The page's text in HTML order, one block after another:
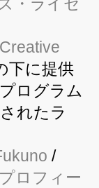
Creative
下に提供
ログラム
れたラ
/
プロフィー